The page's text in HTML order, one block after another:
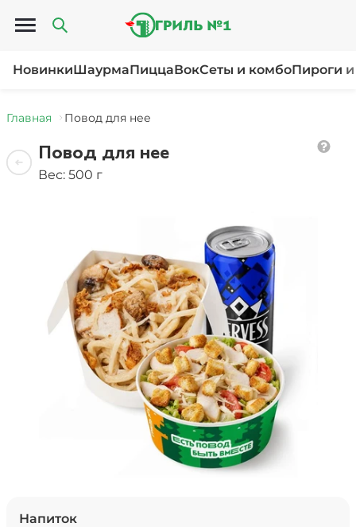
Открыть меню
НовинкиШаурмаПиццаВокСеты и комбоПироги
Главная Повод для нее
Повод для нее
Вес: 500 г
Напиток